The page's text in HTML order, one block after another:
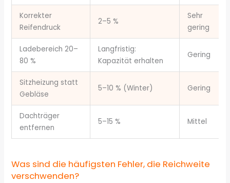
Korrekter
Reifendruck
2–5 %
Sehr
gering
Ladebereich 20–
80 %
Langfristig:
Kapazität erhalten
Gering
Sitzheizung statt
Gebläse
5–10 % (Winter) Gering
Dachträger
entfernen
5–15 % Mittel
Was sind die häufigsten Fehler, die Reichweite
verschwenden?